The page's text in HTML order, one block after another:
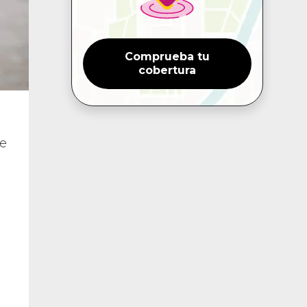
Comprueba tu
cobertura